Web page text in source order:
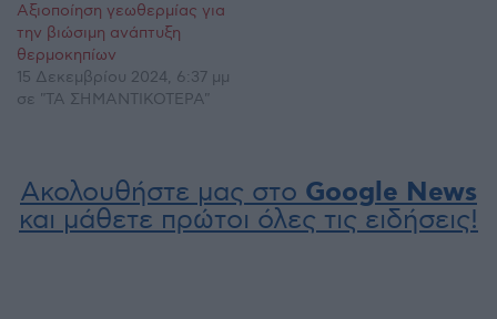
Αξιοποίηση γεωθερμίας για
την βιώσιμη ανάπτυξη
θερμοκηπίων
15 Δεκεμβρίου 2024, 6:37 μμ
σε "ΤΑ ΣΗΜΑΝΤΙΚΟΤΕΡΑ"
Ακολουθήστε μας στο Google News
και μάθετε πρώτοι όλες τις ειδήσεις!